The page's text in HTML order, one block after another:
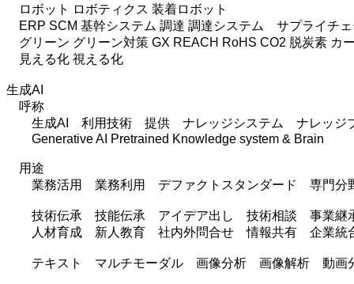
ロボット ロボティクス 装着ロボット
ERP SCM 基幹システム 調達 調達システム サプライチェ
グリーン グリーン対策 GX REACH RoHS CO2 脱炭素 カ
見える化 視える化
生成AI
呼称
生成AI 利用技術 提供 ナレッジシステム ナレッジ
Generative AI Pretrained Knowledge system & Brain
用途
業務活用 業務利用 デファクトスタンダード 専門分
技術伝承 技能伝承 アイデア出し 技術相談 事業継
人材育成 新人教育 社内外問合せ 情報共有 企業統
テキスト マルチモーダル 画像分析 画像解析 動画